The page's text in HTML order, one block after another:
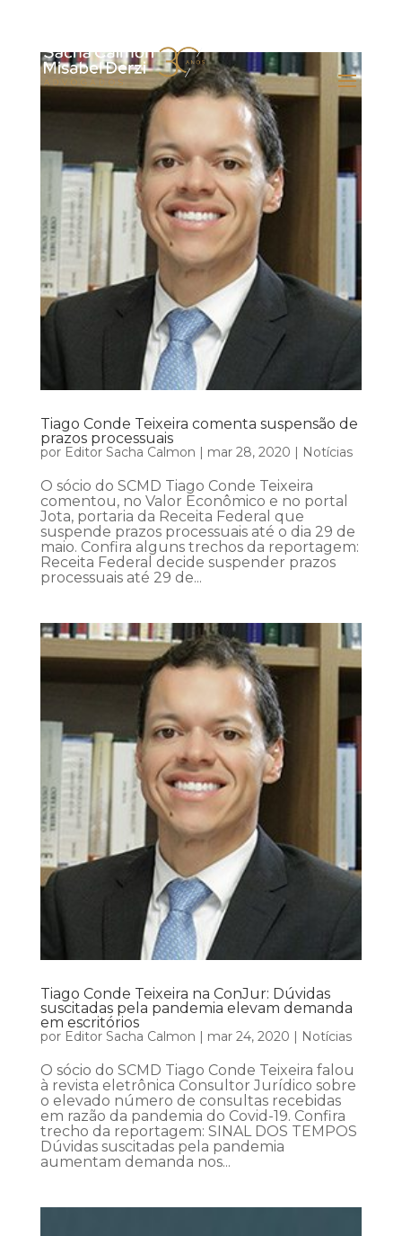
Tiago Conde Teixeira comenta suspensão de
prazos processuais
por Editor Sacha Calmon | mar 28, 2020 | Notícias
O sócio do SCMD Tiago Conde Teixeira
comentou, no Valor Econômico e no portal
Jota, portaria da Receita Federal que
suspende prazos processuais até o dia 29 de
maio. Confira alguns trechos da reportagem:
Receita Federal decide suspender prazos
processuais até 29 de...
Tiago Conde Teixeira na ConJur: Dúvidas
suscitadas pela pandemia elevam demanda
em escritórios
por Editor Sacha Calmon | mar 24, 2020 | Notícias
O sócio do SCMD Tiago Conde Teixeira falou
à revista eletrônica Consultor Jurídico sobre
o elevado número de consultas recebidas
em razão da pandemia do Covid-19. Confira
trecho da reportagem: SINAL DOS TEMPOS
Dúvidas suscitadas pela pandemia
aumentam demanda nos...